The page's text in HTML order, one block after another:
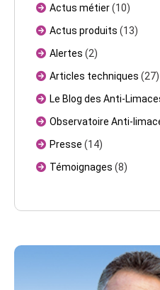
Actus métier(10)
Actus produits (13)
Alertes (2)
Articles techniques (27)
Le Blog des Anti-
Observatoire Anti-
Presse (14)
Témoignages (8)